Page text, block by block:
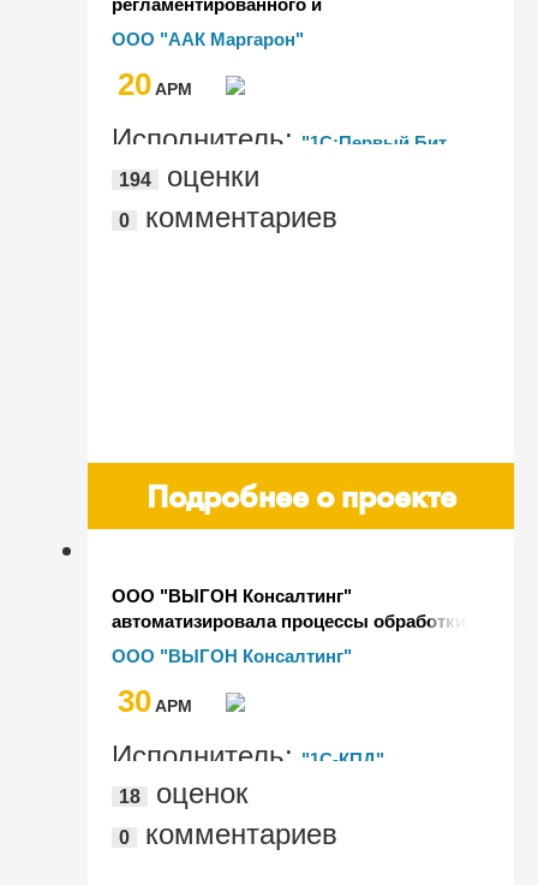
управленческого учета в компании
"Маргарон" на базе 1С:Управление
производственным предприятием
ООО "ААК Маргарон"
20AРМ
Исполнитель: "1С:Первый Бит,
Москва – Центральный офис"
194 оценки
0 комментариев
Подробнее о проекте
ООО "ВЫГОН Консалтинг"
автоматизировала процессы обработки
документов с помощью
ООО "ВЫГОН Консалтинг"
30AРМ
Исполнитель: "1С-КПД"
18
оценок
0 комментариев